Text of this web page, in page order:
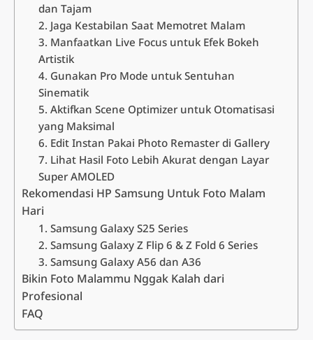
dan Tajam
2. Jaga Kestabilan Saat Memotret Malam
3. Manfaatkan Live Focus untuk Efek Bokeh
Artistik
4. Gunakan Pro Mode untuk Sentuhan
Sinematik
5. Aktifkan Scene Optimizer untuk Otomatisasi
yang Maksimal
6. Edit Instan Pakai Photo Remaster di Gallery
7. Lihat Hasil Foto Lebih Akurat dengan Layar
Super AMOLED
Rekomendasi HP Samsung Untuk Foto Malam
Hari
1. Samsung Galaxy S25 Series
2. Samsung Galaxy Z Flip 6 & Z Fold 6 Series
3. Samsung Galaxy A56 dan A36
Bikin Foto Malammu Nggak Kalah dari
Profesional
FAQ